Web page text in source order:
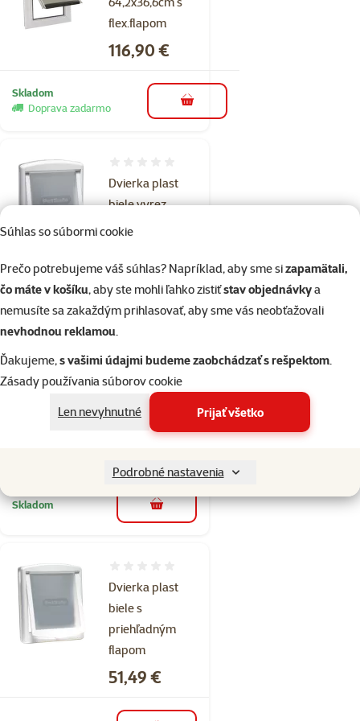
Súhlas so súbormi cookie
Prečo potrebujeme váš súhlas? Napríklad, aby sme sizapamätali,
čo máte v košíku, aby ste mohli ľahko zistiťstav objednávkya
nemusíte sa zakaždým prihlasovať, aby sme vás neobťažovali
nevhodnou reklamou.
Ďakujeme,s vašimi údajmi budeme zaobchádzať s rešpektom.
Zásady používania súborov cookie
Len nevyhnutné
Prijať všetko
Podrobné nastavenia
flex.flapom
Cena
116,90 €
Skladom
Doprava zadarmo
do košíka
Dvierka plast
biele vyrez
28,1x23,7cm
do košíka
Dvierka
23x27cm hnede
s transp.flapom
Hodnotenie 0%
Skladom do košíka
Dvierka plast
biele s
priehľadným
flapom
Cena
51,49 €